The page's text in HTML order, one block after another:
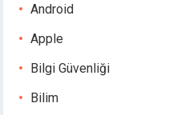
Android
Apple
Bilgi Güvenliği
Bilim